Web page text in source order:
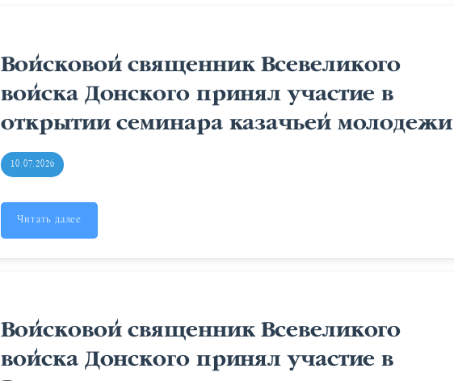
Войсковой священник Всевеликого
войска Донского принял участие в
открытии семинара казачьей молодежи
10.07.2026
Читать далее
Войсковой священник Всевеликого
войска Донского принял участие в